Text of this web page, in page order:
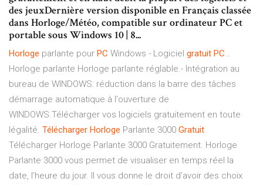
des jeuxDernière version disponible en Français classée
dans Horloge/Météo, compatible sur ordinateur PC et
portable sous Windows 10 | 8...
Horloge parlante pour PC Windows - Logiciel gratuit PC…
Horloge parlante Horloge parlante réglable.- Intégration au
bureau de WINDOWS: réduction dans la barre des tâches
démarrage automatique à l'ouverture de
WINDOWS.Télécharger vos logiciels gratuitement en toute
légalité. Télécharger Horloge Parlante 3000 Gratuit
Télécharger Horloge Parlante 3000 Gratuitement. Horloge
Parlante 3000 vous permet de visualiser en temps réel la
date, l’heure du jour. Il vous donne le droit d’avoir des choix